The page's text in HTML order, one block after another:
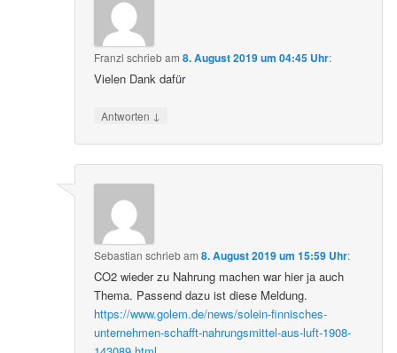
Franzl schriebam8. August 2019 um 04:45 Uhr:
Vielen Dank dafür
Antworten ↓
Sebastian schriebam8. August 2019 um 15:59 Uhr:
CO2 wieder zu Nahrung machen war hier ja auch
Thema. Passend dazu ist diese Meldung.
https://www.golem.de/news/solein-finnisches-
unternehmen-schafft-nahrungsmittel-aus-luft-1908-